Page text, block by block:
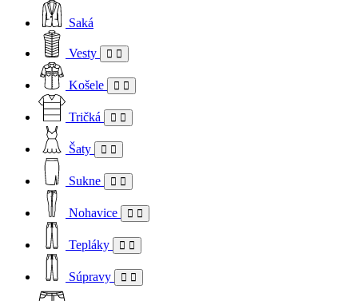
Saká
Vesty
Košele
Tričká
Šaty
Sukne
Nohavice
Tepláky
Súpravy